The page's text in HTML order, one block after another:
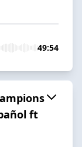
49:54
ft